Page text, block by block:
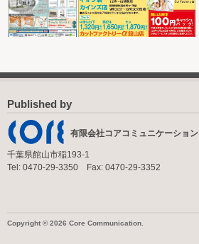
Published by
有限会社コアコミュニケーション
千葉県館山市稲193-1
Tel: 0470-29-3350 Fax: 0470-29-3352
Copyright © 2026 Core Communication.